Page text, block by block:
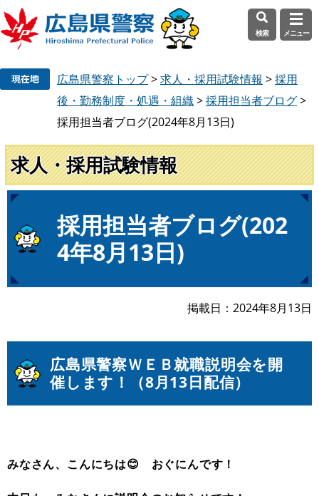
頭
で
す
。
飛
ば
し
て
検索 メニュー
広島県警察トップ>求人・採用試験情報 >採用
後・勤務制度・処遇・組織>採用担当者ブログ>
採用担当者ブログ(2024年8月13日)
求人・採用試験情報
文
採用担当者ブログ(202
4年8月13日)
掲載日 2024年8月13日
広島県警察ＷＥＢ就職説明会を開
催します！
（8月13日配信）
みなさん、こんにちは😊 おぐにんです！